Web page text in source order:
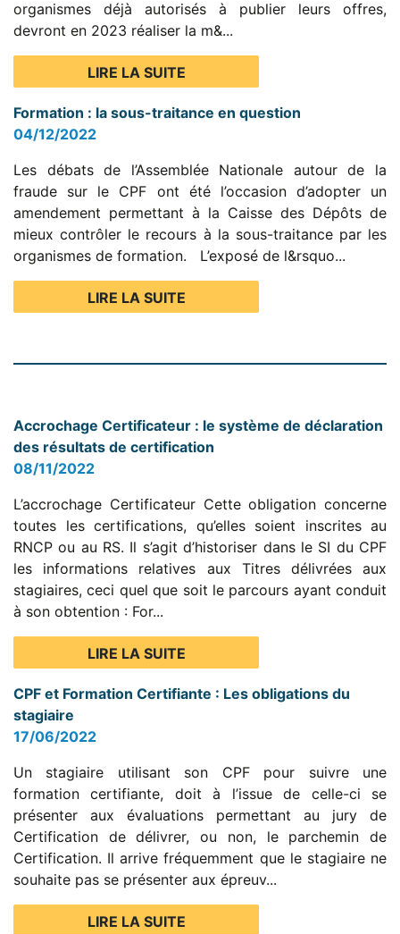
organismes déjà autorisés à publier leurs offres,
devront en 2023 réaliser la m&...
LIRE LA SUITE
Formation : la sous-traitance en question
04/12/2022
Les débats de l’Assemblée Nationale autour de la
fraude sur le CPF ont été l’occasion d’adopter un
amendement permettant à la Caisse des Dépôts de
mieux contrôler le recours à la sous-traitance par les
organismes de formation. L’exposé de l&rsquo...
LIRE LA SUITE
Accrochage Certificateur : le système de déclaration
des résultats de certification
08/11/2022
L’accrochage Certificateur Cette obligation concerne
toutes les certifications, qu’elles soient inscrites au
RNCP ou au RS. Il s’agit d’historiser dans le SI du CPF
les informations relatives aux Titres délivrées aux
stagiaires, ceci quel que soit le parcours ayant conduit
à son obtention : For...
LIRE LA SUITE
CPF et Formation Certifiante : Les obligations du
stagiaire
17/06/2022
Un stagiaire utilisant son CPF pour suivre une
formation certifiante, doit à l’issue de celle-ci se
présenter aux évaluations permettant au jury de
Certification de délivrer, ou non, le parchemin de
Certification. Il arrive fréquemment que le stagiaire ne
souhaite pas se présenter aux épreuv...
LIRE LA SUITE